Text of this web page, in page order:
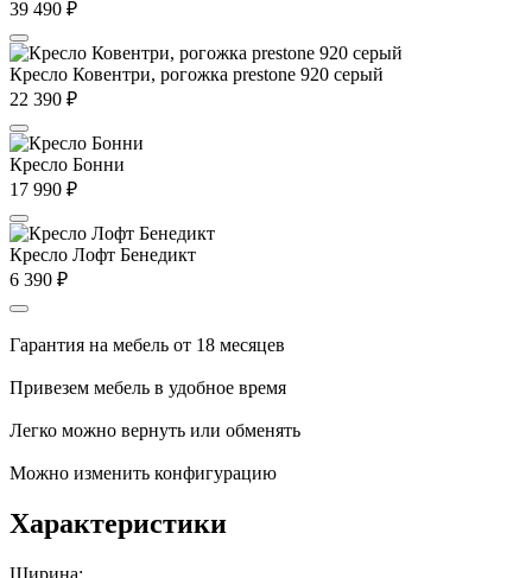
39 490 ₽
Кресло Ковентри, рогожка prestone 920 серый
22 390 ₽
Кресло Бонни
17 990 ₽
Кресло Лофт Бенедикт
6 390 ₽
Гарантия на мебель от 18 месяцев
Привезем мебель в удобное время
Легко можно вернуть или обменять
Можно изменить конфигурацию
Характеристики
Ширина: